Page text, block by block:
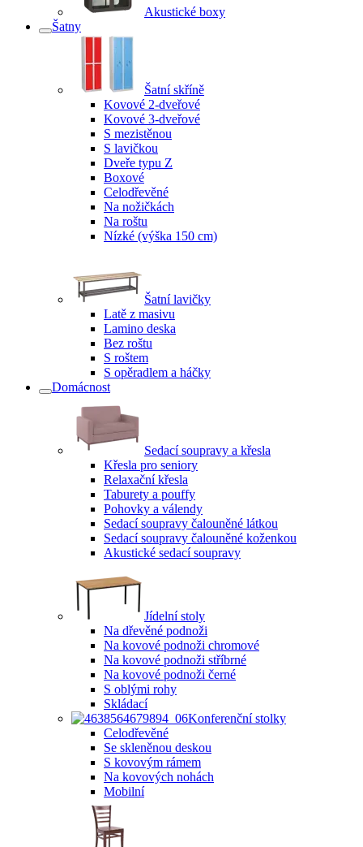
Akustické boxy
Šatny
Šatní skříně
Kovové 2-dveřové
Kovové 3-dveřové
S mezistěnou
S lavičkou
Dveře typu Z
Boxové
Celodřevěné
Na nožičkách
Na roštu
Nízké (výška 150 cm)
Šatní lavičky
Latě z masivu
Lamino deska
Bez roštu
S roštem
S opěradlem a háčky
Domácnost
Sedací soupravy a křesla
Křesla pro seniory
Relaxační křesla
Taburety a pouffy
Pohovky a válendy
Sedací soupravy čalouněné látkou
Sedací soupravy čalouněné koženkou
Akustické sedací soupravy
Jídelní stoly
Na dřevěné podnoži
Na kovové podnoži chromové
Na kovové podnoži stříbrné
Na kovové podnoži černé
S oblými rohy
Skládací
Konferenční stolky
Celodřevěné
Se skleněnou deskou
S kovovým rámem
Na kovových nohách
Mobilní